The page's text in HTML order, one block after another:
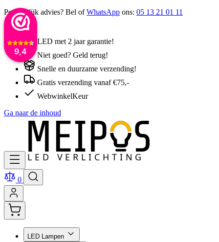
9,4
Persoonlijk advies? Bel ofWhatsApp ons: 05 13 21 01 11
LED met 2 jaar garantie!
Niet goed? Geld terug!
Snelle en duurzame verzending!
Gratis verzending vanaf €75,-
WebwinkelKeur
Ga naar de inhoud
0
LED Lampen